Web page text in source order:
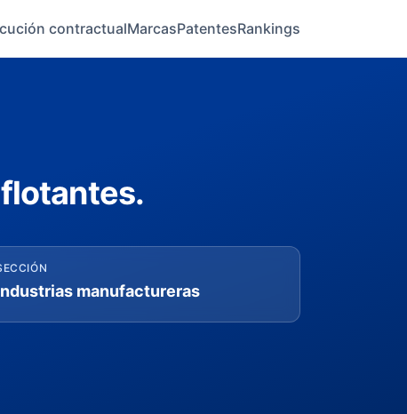
contractualMarcasPatentesRankings
manufactureras